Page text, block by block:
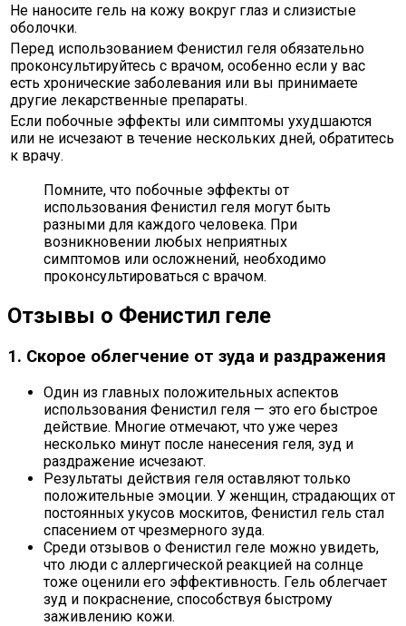
Не наносите гель на кожу вокруг глаз и слизистые
оболочки.
Перед использованием Фенистил геля обязательно
проконсультируйтесь с врачом, особенно если у вас
есть хронические заболевания или вы принимаете
другие лекарственные препараты.
Если побочные эффекты или симптомы ухудшаются
или не исчезают в течение нескольких дней, обратитесь
к врачу.
Помните, что побочные эффекты от
использования Фенистил геля могут быть
разными для каждого человека. При
возникновении любых неприятных
симптомов или осложнений, необходимо
проконсультироваться с врачом.
Отзывы о Фенистил геле
1. Скорое облегчение от зуда и раздражения
Один из главных положительных аспектов
использования Фенистил геля — это его быстрое
действие. Многие отмечают, что уже через
несколько минут после нанесения геля, зуд и
раздражение исчезают.
Результаты действия геля оставляют только
положительные эмоции. У женщин, страдающих от
постоянных укусов москитов, Фенистил гель стал
спасением от чрезмерного зуда.
Среди отзывов о Фенистил геле можно увидеть,
что люди с аллергической реакцией на солнце
тоже оценили его эффективность. Гель облегчает
зуд и покраснение, способствуя быстрому
заживлению кожи.